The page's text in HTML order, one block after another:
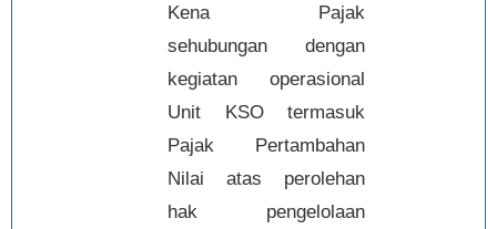
Kena Pajak
sehubungan dengan
kegiatan operasional
Unit KSO termasuk
Pajak Pertambahan
Nilai atas perolehan
hak pengelolaan